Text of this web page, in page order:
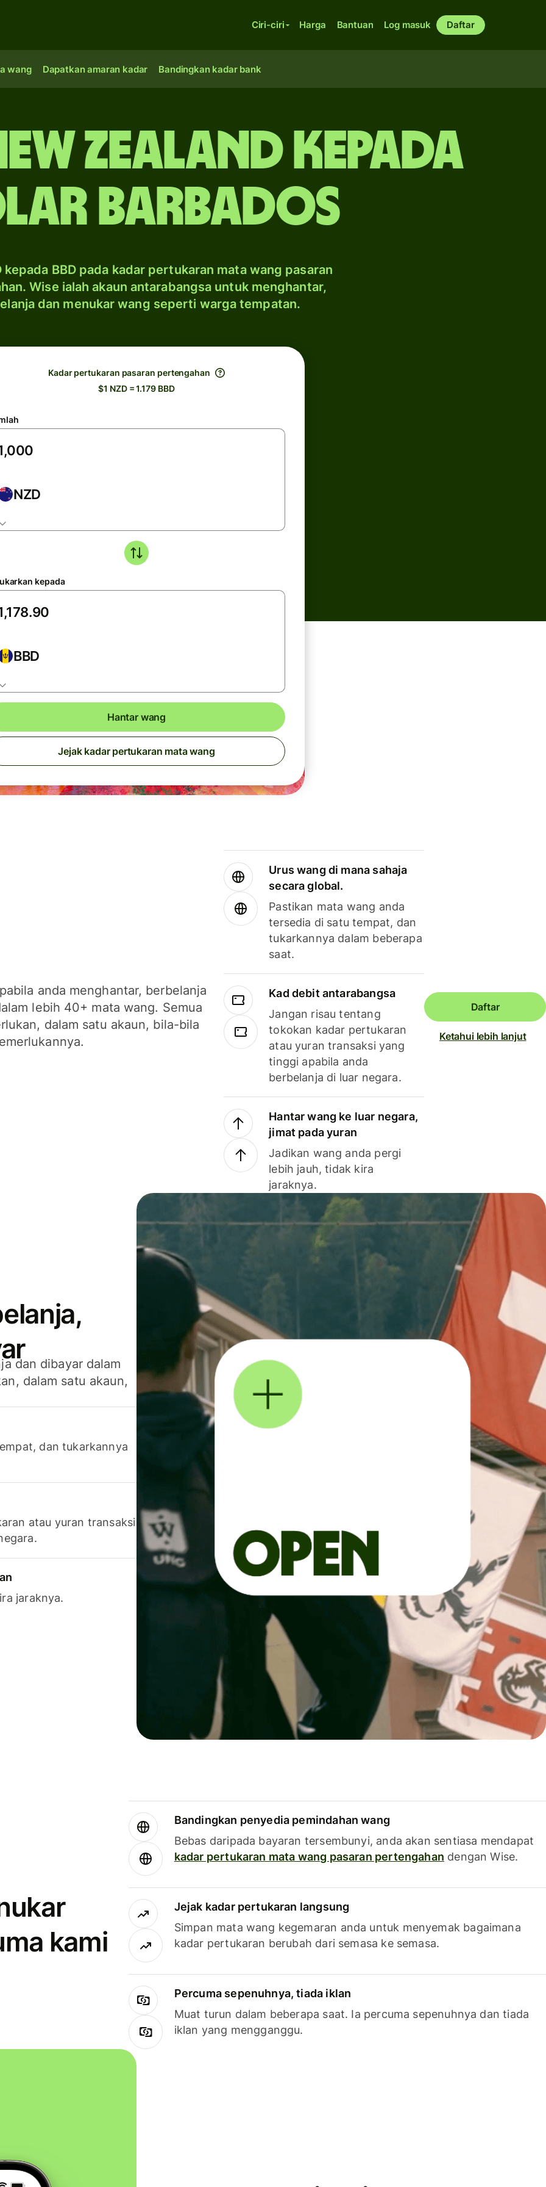
Ciri-ciri Harga Bantuan Log masuk Daftar
wang Dapatkan amaran kadar Bandingkan kadar bank
Zealand kepada
Barbados
kepada BBD pada kadar pertukaran mata wang pasaran
Wise ialah akaun antarabangsa untuk menghantar,
dan menukar wang seperti warga tempatan.
Kadar pertukaran pasaran pertengahan
$1 NZD = 1.179 BBD
NZD
kepada
BBD
Hantar wang
Jejak kadar pertukaran mata wang
anda menghantar, berbelanja
lebih 40+ mata wang. Semua
dalam satu akaun, bila-bila
Urus wang di mana sahaja
secara global.
Pastikan mata wang anda
tersedia di satu tempat, dan
tukarkannya dalam beberapa
saat.
Kad debit antarabangsa
Jangan risau tentang
tokokan kadar pertukaran
atau yuran transaksi yang
tinggi apabila anda
berbelanja di luar negara.
Hantar wang ke luar negara,
jimat pada yuran
Jadikan wang anda pergi
lebih jauh, tidak kira
jaraknya.
Daftar
Ketahui lebih lanjut
dan dibayar dalam
dalam satu akaun,
dan tukarkannya
atau yuran transaksi
jaraknya.
kami
Bandingkan penyedia pemindahan wang
Bebas daripada bayaran tersembunyi, anda akan sentiasa mendapat
kadar pertukaran mata wang pasaran pertengahan dengan Wise.
Jejak kadar pertukaran langsung
Simpan mata wang kegemaran anda untuk menyemak bagaimana
kadar pertukaran berubah dari semasa ke semasa.
Percuma sepenuhnya, tiada iklan
Muat turun dalam beberapa saat. Ia percuma sepenuhnya dan tiada
iklan yang mengganggu.